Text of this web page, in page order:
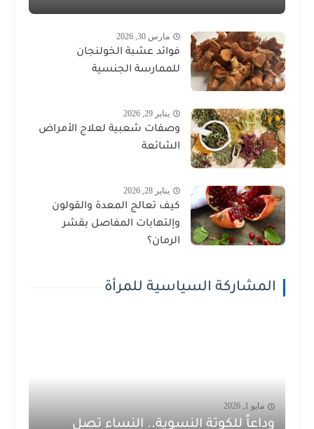
مارس 30, 2026
فوائد عشبة الخولنجان
للممارسة الجنسية
يناير 29, 2026
وصفات شعبية لعلاج الأمراض
الشائعة
يناير 28, 2026
كيف تعالج المعدة والقولون
وإلتهابات المفاصل بقشر
الرمان؟
المشاركة السياسية للمرأة
مايو 1, 2026
وداعاً للكوتة النسوية.. النساء تصل